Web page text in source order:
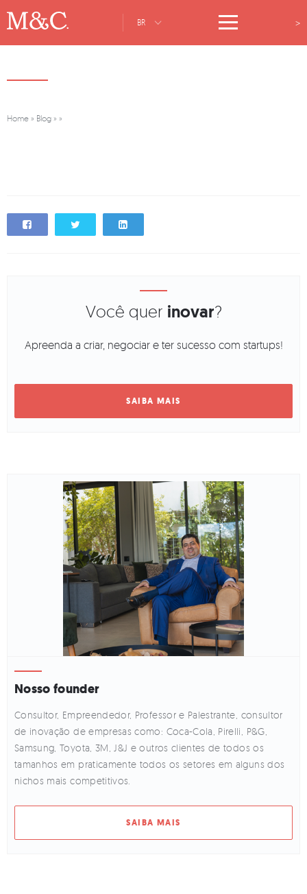
BR >
Home » Blog » »
Você quer inovar?
Apreenda a criar, negociar e ter sucesso com startups!
Nosso founder
Consultor, Empreendedor, Professor e Palestrante, consultor
de inovação de empresas como: Coca-Cola, Pirelli, P&G,
Samsung, Toyota, 3M, J&J e outros clientes de todos os
tamanhos em praticamente todos os setores em alguns dos
nichos mais competitivos.
SAIBA MAIS